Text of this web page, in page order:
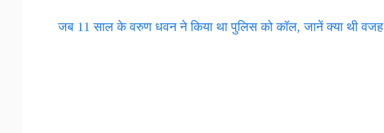
जब 11 साल के वरुण धवन ने किया था पुलिस को कॉल, जानें क्या थी वजह